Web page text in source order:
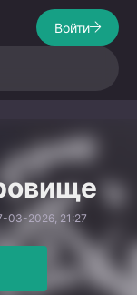
Войти
03-2026, 21:27